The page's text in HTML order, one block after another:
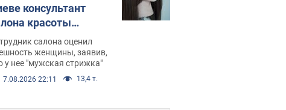
консультант
красоты
женщину
химиотерапии,
скандал.
салона оценил
женщины, заявив,
у нее "мужская стрижка"
7.08.2026 22:11 13,4 т.